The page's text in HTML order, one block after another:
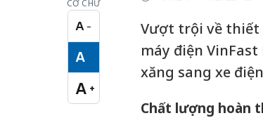
CỠ CHỮ
A −
Cỡ chữ nhỏ
A
Cỡ chữ vừa
A +
Cỡ chữ lớn
Vượt trội về thiết
máy điện
xăng sang xe
Chất lượng hoàn